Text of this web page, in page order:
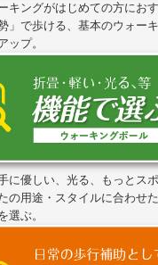
キングがはじめての方にお
」で歩ける、基本のウォー
ップ。
に優しい、光る、もっとス
の用途・スタイルに合わせ
選ぶ。